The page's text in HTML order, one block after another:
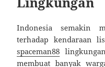
Indonesia semakin
terhadap kendaraan
spaceman88
membuat banyak